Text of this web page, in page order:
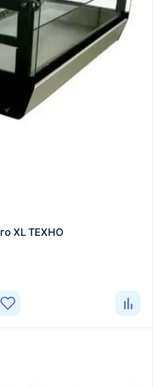
в шапке сайта
обратного звонка.
и СНГ
разные города и
поставок
клиенту
XL ТЕХНО